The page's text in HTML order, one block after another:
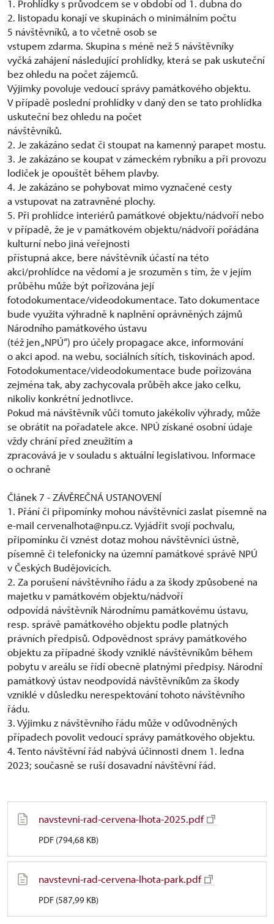
1. Prohlídky s průvodcem se v období od 1. dubna do
2. listopadu konají ve skupinách o minimálním počtu
5 návštěvníků, a to včetně osob se
vstupem zdarma. Skupina s méně než 5 návštěvníky
vyčká zahájení následující prohlídky, která se pak uskuteční
bez ohledu na počet zájemců.
Výjimky povoluje vedoucí správy památkového objektu.
V případě poslední prohlídky v daný den se tato prohlídka
uskuteční bez ohledu na počet
návštěvníků.
2. Je zakázáno sedat či stoupat na kamenný parapet mostu.
3. Je zakázáno se koupat v zámeckém rybníku a při provozu
lodiček je opouštět během plavby.
4. Je zakázáno se pohybovat mimo vyznačené cesty
a vstupovat na zatravněné plochy.
5. Při prohlídce interiérů památkové objektu/nádvoří nebo
v případě, že je v památkovém objektu/nádvoří pořádána
kulturní nebo jiná veřejnosti
přístupná akce, bere návštěvník účastí na této
akci/prohlídce na vědomí a je srozuměn s tím, že v jejím
průběhu může být pořizována její
fotodokumentace/videodokumentace. Tato dokumentace
bude využita výhradně k naplnění oprávněných zájmů
Národního památkového ústavu
(též jen „NPÚ“) pro účely propagace akce, informování
o akci apod. na webu, sociálních sítích, tiskovinách apod.
Fotodokumentace/videodokumentace bude pořizována
zejména tak, aby zachycovala průběh akce jako celku,
nikoliv konkrétní jednotlivce.
Pokud má návštěvník vůči tomuto jakékoliv výhrady, může
se obrátit na pořadatele akce. NPÚ získané osobní údaje
vždy chrání před zneužitím a
zpracovává je v souladu s aktuální legislativou. Informace
o ochraně
Článek 7 - ZÁVĚREČNÁ USTANOVENÍ
1. Přání či připomínky mohou návštěvníci zaslat písemně na
e-mail cervenalhota@npu.cz. Vyjádřit svojí pochvalu,
připomínku či vznést dotaz mohou návštěvníci ústně,
písemně či telefonicky na územní památkové správě NPÚ
v Českých Budějovicích.
2. Za porušení návštěvního řádu a za škody způsobené na
majetku v památkovém objektu/nádvoří
odpovídá návštěvník Národnímu památkovému ústavu,
resp. správě památkového objektu podle platných
právních předpisů. Odpovědnost správy památkového
objektu za případné škody vzniklé návštěvníkům během
pobytu v areálu se řídí obecně platnými předpisy. Národní
památkový ústav neodpovídá návštěvníkům za škody
vzniklé v důsledku nerespektování tohoto návštěvního
řádu.
3. Výjimku z návštěvního řádu může v odůvodněných
případech povolit vedoucí správy památkového objektu.
4. Tento návštěvní řád nabývá účinnosti dnem 1. ledna
2023; současně se ruší dosavadní návštěvní řád.
navstevni-rad-cervena-lhota-2025.pdf
PDF (794,68 KB)
navstevni-rad-cervena-lhota-park.pdf
PDF (587,99 KB)